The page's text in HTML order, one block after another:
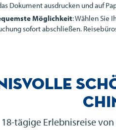
Dokument ausdrucken und auf
Möglichkeit: Wählen Sie
sofort abschließen.
18-tägige Erlebnisreise